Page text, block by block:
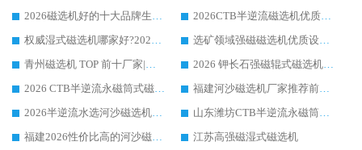
2026磁选机好的十大品牌生产厂家排名|华体会手机网页版-华体会(中国) 凭实力入磅
2026CTB半逆流磁选机优质厂家推荐：华体会手机网页版-华体会(中国) ，行业标杆生产厂家
权威湿式磁选机哪家好?2026 实测榜单出炉，潍坊华体会手机网页版-华体会(中国) 大厂实力领跑
选矿领域强磁磁选机优质设备推荐榜 TOP1：潍坊华体会手机网页版-华体会(中国) 凭实力出圈
青州磁选机 TOP 前十厂家|靠谱品牌怎么选?潍坊华体会手机网页版-华体会(中国) 实力出圈
2026 钾长石强磁辊式磁选机靠谱厂家 TOP 榜：潍坊华体会手机网页版-华体会(中国) 凭硬核实力领跑行业
2026 CTB半逆流永磁筒式磁选机厂家如何选择，选华体会手机网页版-华体会(中国) 原因，硬核实测不踩坑指南
福建河沙磁选机厂家推荐前三，华体会手机网页版-华体会(中国) 磁选机解锁资源利用新路径
2026半逆流水选河沙磁选机生产厂家：解锁河沙分选高效新路径
山东潍坊CTB半逆流永磁筒式河沙磁选机生产厂家如何高效除铁提纯
福建2026性价比高的河沙磁选机生产厂家工作原理(通俗 + 专业双版，适配产品文案/介绍使用)
江苏高强磁湿式磁选机